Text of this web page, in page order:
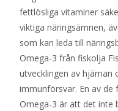
fettlösliga vitaminer
viktiga näringsämnen,
som kan leda till
Omega-3 från fiskolja
utvecklingen av hjärnan
immunförsvar. En av de
Omega-3 är att det inte